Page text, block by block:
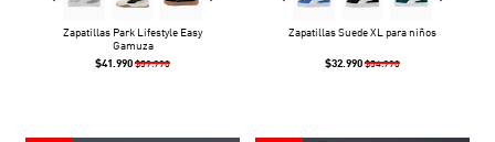
Zapatillas Park Lifestyle Easy
Gamuza
$41.990 $59.990
Zapatillas Suede XL para niños
$32.990 $54.990